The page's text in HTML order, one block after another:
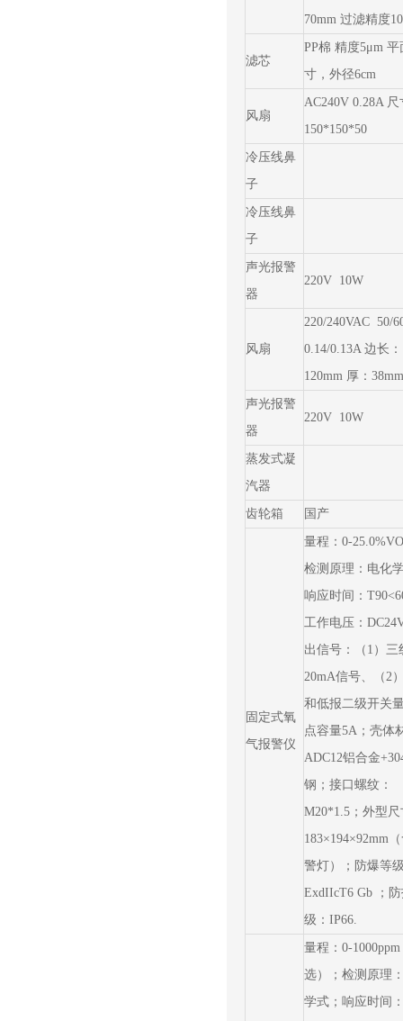
70mm 过滤精度
滤芯
PP棉 精度5μm 平
寸，外径6cm
风扇
AC240V 0.28A 尺
150*150*50
冷压线鼻
子
冷压线鼻
子
声光报警
器
220V 10W
风扇
220/240VAC 50/
0.14/0.13A 边长：
120mm 厚：38mm
声光报警
器
220V 10W
蒸发式凝
汽器
齿轮箱 国产
固定式氧
气报警仪
量程：0-
检测原理：电化
响应时间：
工作电压：
出信号：（1）三
20mA信号、（2
和低报二级开关
点容量5A；壳体
ADC12铝合金
钢；接口螺纹：
M20*1.5；外型尺
183×194×92mm
警灯）；防爆等
ExdIIcT6 Gb ；
级：IP66.
量程：0-
选）；检测原理
学式；响应时间